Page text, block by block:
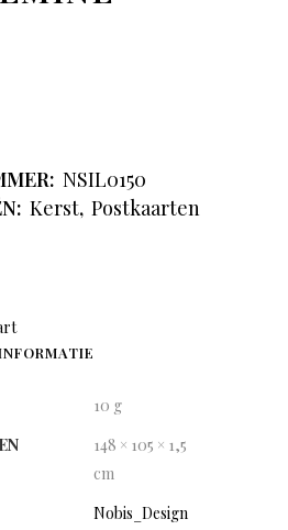
NSIL0150
Kerst, Postkaarten
10 g
148 × 105 × 1,5
cm
Nobis_Design